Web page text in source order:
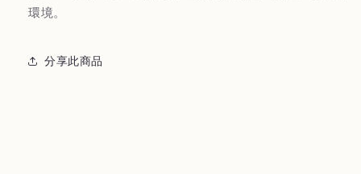
環境。
分享此商品